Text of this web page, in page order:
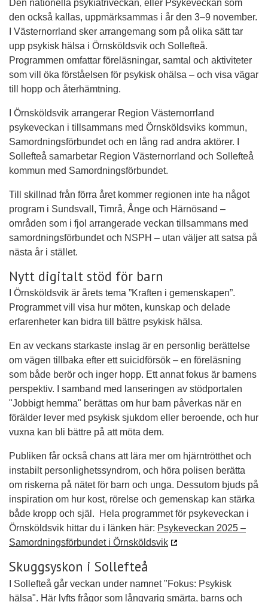
Den nationella psykiatriveckan, eller Psykeveckan som
den också kallas, uppmärksammas i år den 3–9 november.
I Västernorrland sker arrangemang som på olika sätt tar
upp psykisk hälsa i Örnsköldsvik och Sollefteå.
Programmen omfattar föreläsningar, samtal och aktiviteter
som vill öka förståelsen för psykisk ohälsa – och visa vägar
till hopp och återhämtning.
I Örnsköldsvik arrangerar Region Västernorrland
psykeveckan i tillsammans med Örnsköldsviks kommun,
Samordningsförbundet och en lång rad andra aktörer. I
Sollefteå samarbetar Region Västernorrland och Sollefteå
kommun med Samordningsförbundet.
Till skillnad från förra året kommer regionen inte ha något
program i Sundsvall, Timrå, Ånge och Härnösand –
områden som i fjol arrangerade veckan tillsammans med
samordningsförbundet och NSPH – utan väljer att satsa på
nästa år i stället.
Nytt digitalt stöd för barn
I Örnsköldsvik är årets tema ”Kraften i gemenskapen”.
Programmet vill visa hur möten, kunskap och delade
erfarenheter kan bidra till bättre psykisk hälsa.
En av veckans starkaste inslag är en personlig berättelse
om vägen tillbaka efter ett suicidförsök – en föreläsning
som både berör och inger hopp. Ett annat fokus är barnens
perspektiv. I samband med lanseringen av stödportalen
"Jobbigt hemma" berättas om hur barn påverkas när en
förälder lever med psykisk sjukdom eller beroende, och hur
vuxna kan bli bättre på att möta dem.
Publiken får också chans att lära mer om hjärntrötthet och
instabilt personlighetssyndrom, och höra polisen berätta
om riskerna på nätet för barn och unga. Dessutom bjuds på
inspiration om hur kost, rörelse och gemenskap kan stärka
både kropp och själ. Hela programmet för psykeveckan i
Örnsköldsvik hittar du i länken här: Psykeveckan 2025 –
Samordningsförbundet i Örnsköldsvik
Skuggsyskon i Sollefteå
I Sollefteå går veckan under namnet "Fokus: Psykisk
hälsa". Här lyfts frågor som långvarig smärta, barns och